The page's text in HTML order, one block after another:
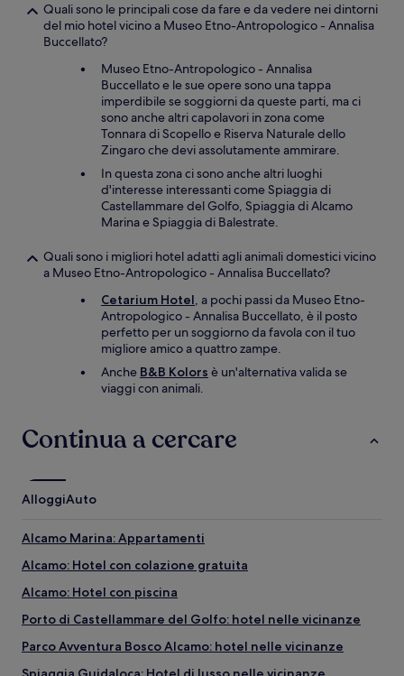
Quali sono le principali cose da fare e da vedere nei dintorni
del mio hotel vicino a Museo Etno-Antropologico - Annalisa
Buccellato?
Museo Etno-Antropologico - Annalisa
Buccellato e le sue opere sono una tappa
imperdibile se soggiorni da queste parti, ma ci
sono anche altri capolavori in zona come
Tonnara di Scopello e Riserva Naturale dello
Zingaro che devi assolutamente ammirare.
In questa zona ci sono anche altri luoghi
d'interesse interessanti come Spiaggia di
Castellammare del Golfo, Spiaggia di Alcamo
Marina e Spiaggia di Balestrate.
Quali sono i migliori hotel adatti agli animali domestici vicino
a Museo Etno-Antropologico - Annalisa Buccellato?
Cetarium Hotel, a pochi passi da Museo Etno-
Antropologico - Annalisa Buccellato, è il posto
perfetto per un soggiorno da favola con il tuo
migliore amico a quattro zampe.
Anche B&B Kolors è un'alternativa valida se
viaggi con animali.
Continua a cercare
AlloggiAuto
Alcamo Marina: Appartamenti
Alcamo: Hotel con colazione gratuita
Alcamo: Hotel con piscina
Porto di Castellammare del Golfo: hotel nelle vicinanze
Parco Avventura Bosco Alcamo: hotel nelle vicinanze